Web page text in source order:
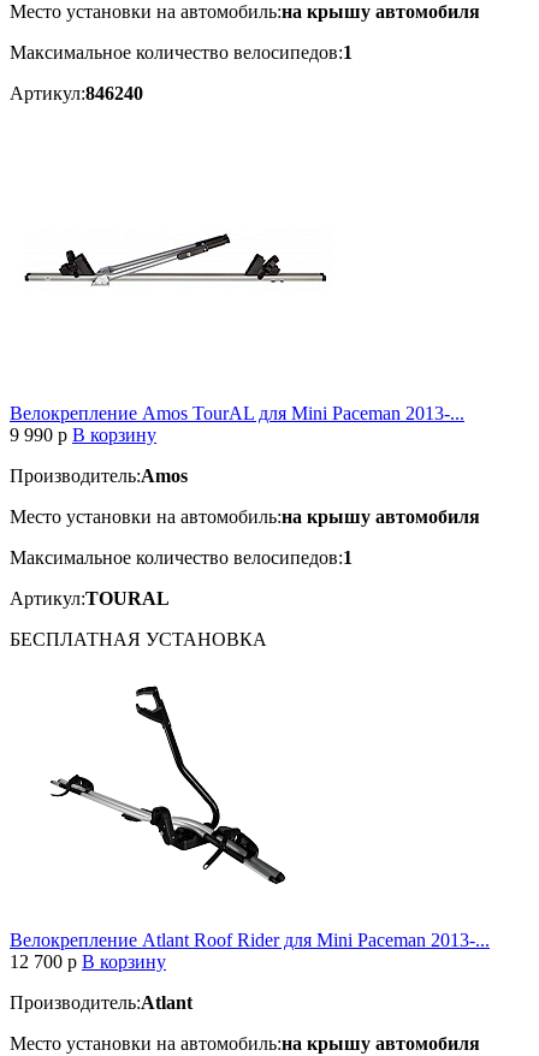
Место установки на автомобиль:на крышу автомобиля
Максимальное количество велосипедов:1
Артикул:846240
Велокрепление Amos TourAL для Mini Paceman 2013-...
9 990 p В корзину
Производитель:Amos
Место установки на автомобиль:на крышу автомобиля
Максимальное количество велосипедов:1
Артикул:TOURAL
БЕСПЛАТНАЯ УСТАНОВКА
Велокрепление Atlant Roof Rider для Mini Paceman 2013-...
12 700 p В корзину
Производитель:Atlant
Место установки на автомобиль:на крышу автомобиля